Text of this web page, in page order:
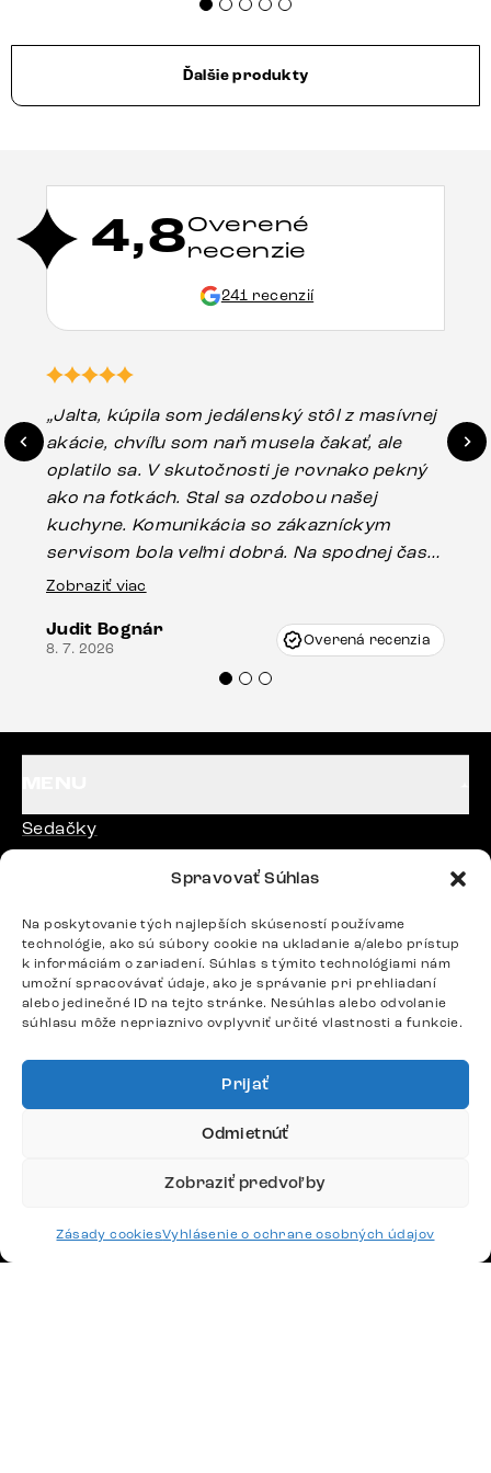
Spravovať Súhlas
Na poskytovanie tých najlepších skúseností používame
technológie, ako sú súbory cookie na ukladanie a/alebo prístup
k informáciám o zariadení. Súhlas s týmito technológiami nám
umožní spracovávať údaje, ako je správanie pri prehliadaní
alebo jedinečné ID na tejto stránke. Nesúhlas alebo odvolanie
súhlasu môže nepriaznivo ovplyvniť určité vlastnosti a funkcie.
Prijať
Odmietnúť
Zobraziť predvoľby
Zásady cookiesVyhlásenie o ochrane osobných údajov
Ďalšie produkty
4,8Overené
recenzie
241 recenzií
„Jalta, kúpila som jedálenský stôl z masívnej
akácie, chvíľu som naň musela čakať, ale
oplatilo sa. V skutočnosti je rovnako pekný
ako na fotkách. Stal sa ozdobou našej
kuchyne. Komunikácia so zákazníckym
servisom bola veľmi dobrá. Na spodnej časti
stola bolo malé poškodenie, pravdepodobne
Vincze pri riešení mojej záležitosti pristúpili
veľmi korektne. Odporúčam produkty Delife
Zobraziť viac
Judit Bognár
8. 7. 2026 Overená recenzia
Sedačky
Stoly
DÔLEŽITÉ ODKAZY
podpora@delife-shop.sk